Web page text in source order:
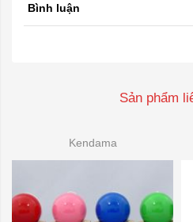
Bình luận
Sản phẩm
Kendama